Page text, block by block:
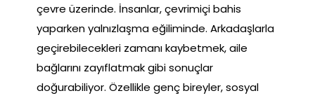
çevre üzerinde. İnsanlar, çevrimiçi bahis
yaparken yalnızlaşma eğiliminde. Arkadaşlarla
geçirebilecekleri zamanı kaybetmek, aile
bağlarını zayıflatmak gibi sonuçlar
doğurabiliyor. Özellikle genç bireyler, sosyal